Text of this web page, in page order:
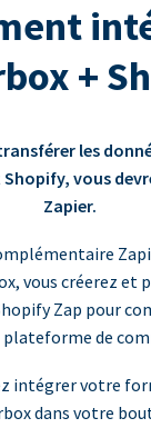
+
les
vous
Zapier.
vous créerez et
Zap pour
de
intégrer votre
dans votre